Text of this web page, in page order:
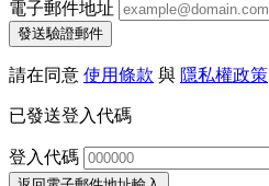
電子郵件地址
發送驗證郵件
請在同意 使用條款 與 隱私權政策
已發送登入代碼
登入代碼